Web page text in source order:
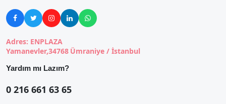
    
Adres: ENPLAZA
Yamanevler,34768 Ümraniye / İstanbul
Yardım mı Lazım?
0 216 661 63 65